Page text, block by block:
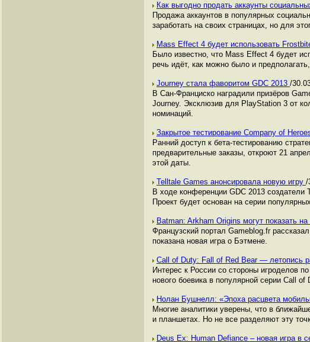
Как выгодно продать аккаунты
Продажа аккаунтов в популярных
заработать на своих страницах, но для
Mass Effect 4 будет использовать
Было известно, что Mass Effect 4 будет
речь идёт, как можно было и
Journey стала фаворитом GDC 2013 /
В Сан-Франциско наградили призёров
Journey. Эксклюзив для PlayStation 3 от
номинаций.
Закрытое тестирование Company of
Ранний доступ к бета-тестированию
предварительные заказы, откроют 21
этой даты.
Telltale Games анонсировала новую игру /
В ходе конференции GDC 2013
Проект будет основан на серии
Batman: Arkham Origins могут показать
Французский портал Gameblog.fr
показана новая игра о Бэтмене.
Call of Duty: Fall of Red Bear — летопись
Интерес к России со стороны игроделов
нового боевика в популярной серии Call
Нолан Бушнелл: «Эпоха расцвета
Многие аналитики уверены, что в
и планшетах. Но не все разделяют эту
Deus Ex: Human Defiance – новая игра в